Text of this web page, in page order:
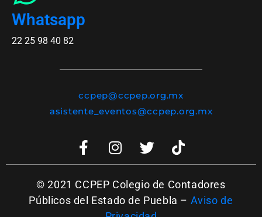
Whatsapp
22 25 98 40 82
ccpep@ccpep.org.mx
asistente_eventos@ccpep.org.mx
© 2021 CCPEP Colegio de Contadores
Públicos del Estado de Puebla – Aviso de